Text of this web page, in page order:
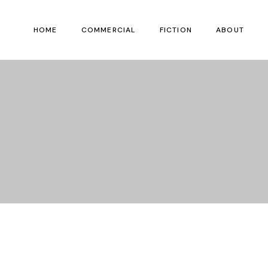
HOME COMMERCIAL FICTION ABOUT